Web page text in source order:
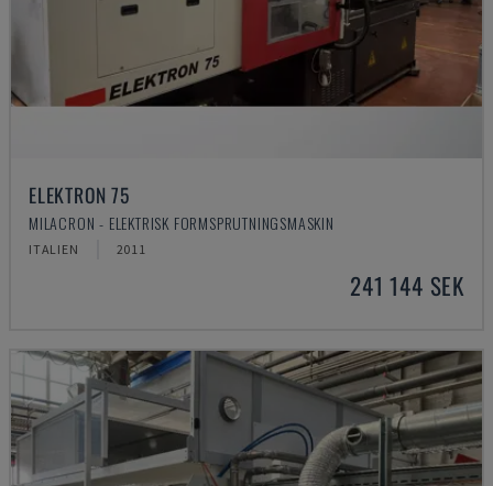
ELEKTRON 75
MILACRON - ELEKTRISK FORMSPRUTNINGSMASKIN
ITALIEN 2011
241 144 SEK